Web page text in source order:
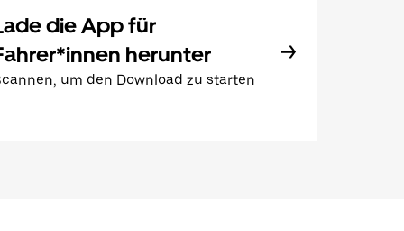
die App für
herunter
um den Download zu starten